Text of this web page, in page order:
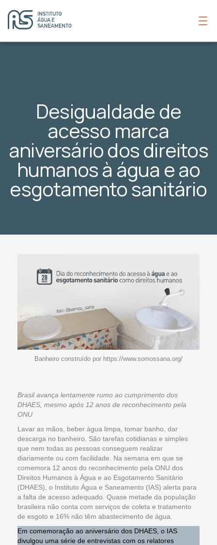
Desigualdade de
acesso marca
aniversário dos direitos
humanos à água e ao
esgotamento sanitário
Banheiro construído por https://www.somossana.org/
Brasil avança lentamente rumo ao cumprimento dos
DHAES, mesmo após 12 anos de reconhecimento pela
ONU
Lavar as mãos, beber água limpa, tomar banho, dar
descarga no banheiro. São tarefas cotidianas e simples
que nem todas as pessoas conseguem realizar
diariamente ou com facilidade. Na semana em que se
comemora 12 anos do reconhecimento pela ONU dos
Direitos Humanos à Água e ao Esgotamento Sanitário
(DHAES), o Instituto Água e Saneamento (IAS) alerta para
a falta de acesso adequado. Quase metade da população
brasileira não conta com serviços de coleta e tratamento
de esgoto e 16% não têm abastecimento de água.
Em comemoração ao aniversário dos DHAES, o IAS
divulgou uma série de entrevistas com os relatores